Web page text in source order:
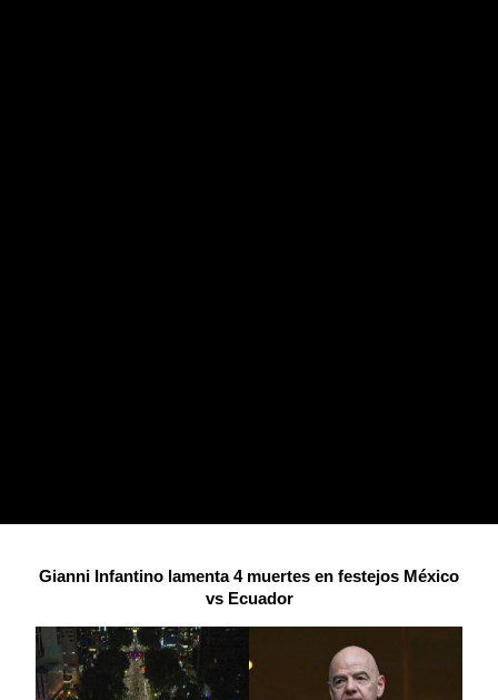
Gianni Infantino lamenta 4 muertes en festejos México
vs Ecuador